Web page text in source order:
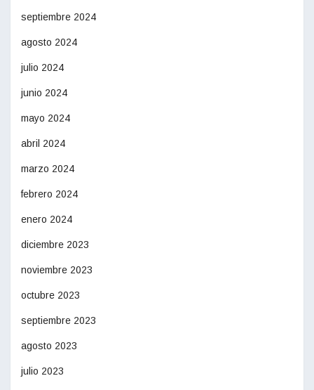
septiembre 2024
agosto 2024
julio 2024
junio 2024
mayo 2024
abril 2024
marzo 2024
febrero 2024
enero 2024
diciembre 2023
noviembre 2023
octubre 2023
septiembre 2023
agosto 2023
julio 2023